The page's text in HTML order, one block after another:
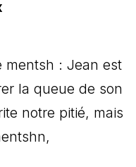
mentsh : Jean est
la queue de son
notre pitié, mais